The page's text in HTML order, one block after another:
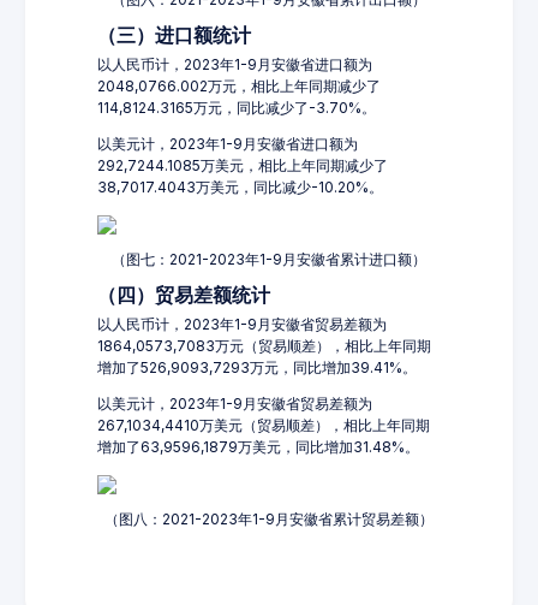
（三）进口额统计
以人民币计，2023年1-9月安徽省进口额为
2048,0766.002万元，相比上年同期减少了
114,8124.3165万元，同比减少了-3.70%。
以美元计，2023年1-9月安徽省进口额为
292,7244.1085万美元，相比上年同期减少了
38,7017.4043万美元，同比减少-10.20%。
（图七：2021-2023年1-9月安徽省累计进口额）
（四）贸易差额统计
以人民币计，2023年1-9月安徽省贸易差额为
1864,0573,7083万元（贸易顺差），相比上年同期
增加了526,9093,7293万元，同比增加39.41%。
以美元计，2023年1-9月安徽省贸易差额为
267,1034,4410万美元（贸易顺差），相比上年同期
增加了63,9596,1879万美元，同比增加31.48%。
（图八：2021-2023年1-9月安徽省累计贸易差额）